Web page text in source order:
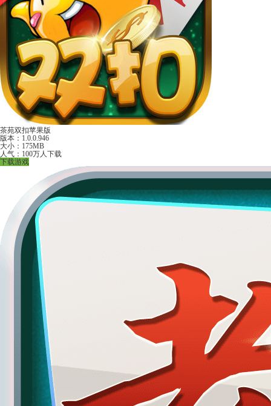
茶苑双扣苹果版
版本：1.0.0.946
大小：175MB
人气：100万人下载
下载游戏